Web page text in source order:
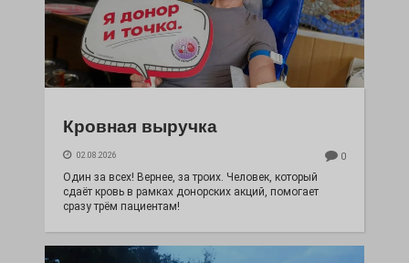
Кровная выручка
02.08.2026 0
Один за всех! Вернее, за троих. Человек, который
сдаёт кровь в рамках донорских акций, помогает
сразу трём пациентам!